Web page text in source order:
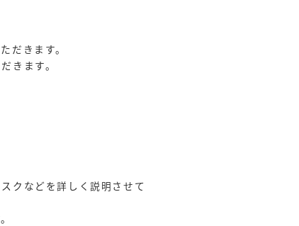
だきます。
きます。
クなどを詳しく説明させて